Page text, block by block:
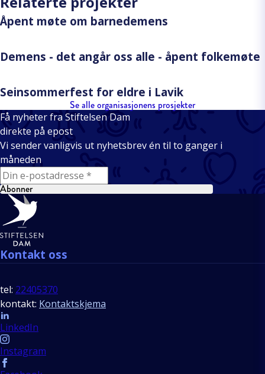
Åpent møte om barnedemens
Demens - det angår oss alle - åpent folkemøte
Seinsommerfest for eldre i Lavik
Se alle organisasjonens prosjekter
Få nyheter fra Stiftelsen Dam
direkte på epost
Vi sender vanligvis ut nyhetsbrev én til to ganger i
måneden
E-mail
Abonner
Bunntekst
Kontakt oss
tel: 22405370
kontakt: Kontaktskjema
Follow us
LinkedIn
Instagram